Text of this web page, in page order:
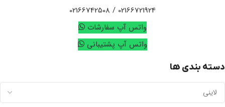
02166721924 / 02166742508
واتس آپ سفارشات
واتس آپ پشتیبانی
دسته بندی ها